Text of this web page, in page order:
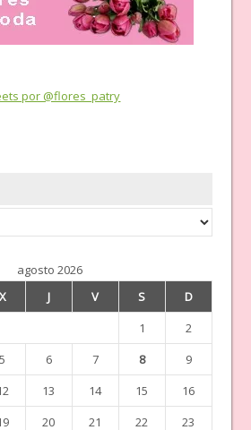
por @flores_patry
agosto 2026
X J V S
D
1
2
5 6 7 8
9
13 14 15
16
20 21 22
23